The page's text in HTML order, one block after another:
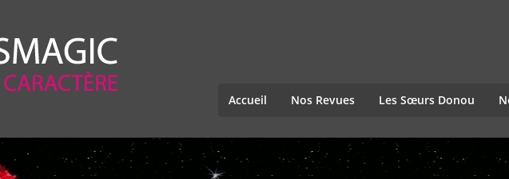
Accueil Nos Revues Les Sœurs Donou